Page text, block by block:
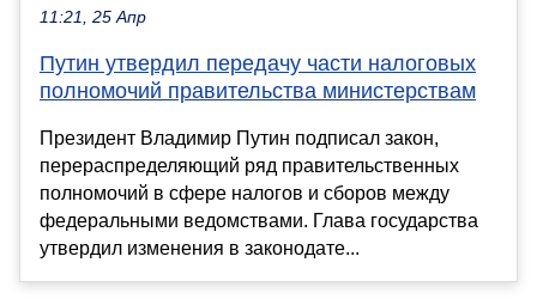
11:21, 25 Апр
Путин утвердил передачу части налоговых
полномочий правительства министерствам
Президент Владимир Путин подписал закон,
перераспределяющий ряд правительственных
полномочий в сфере налогов и сборов между
федеральными ведомствами. Глава государства
утвердил изменения в законодате...